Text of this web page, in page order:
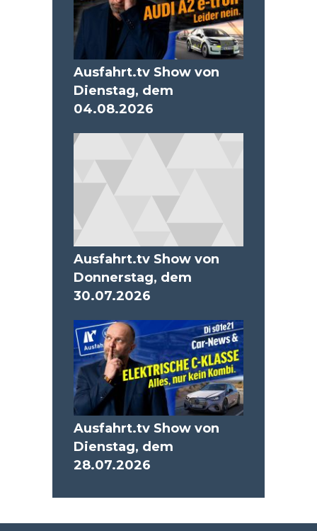
Ausfahrt.tv Show von
Dienstag, dem
04.08.2026
Ausfahrt.tv Show von
Donnerstag, dem
30.07.2026
Ausfahrt.tv Show von
Dienstag, dem
28.07.2026